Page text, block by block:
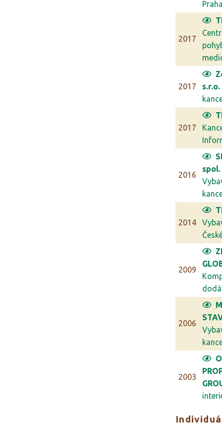
2017
2017
s.r.o.
2017
2016
spol.
2014
2009
2006
2003